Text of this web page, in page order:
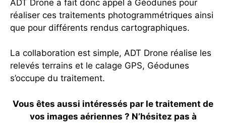
ADT Drone a fait donc appel à Géodunes pour
réaliser ces traitements photogrammétriques ainsi
que pour différents rendus cartographiques.
La collaboration est simple, ADT Drone réalise les
relevés terrains et le calage GPS, Géodunes
s’occupe du traitement.
Vous êtes aussi intéressés par le traitement de
vos images aériennes ? N’hésitez pas à